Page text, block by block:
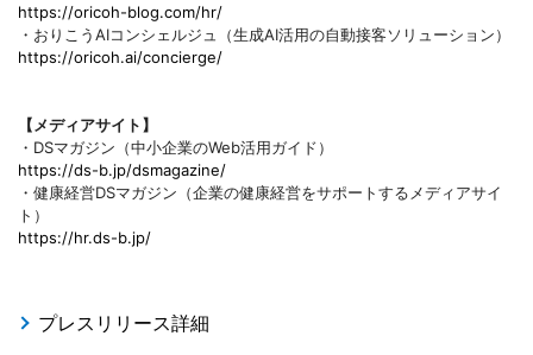
https://oricoh-blog.com/hr/
・おりこうAIコンシェルジュ（生成AI活用の自動接客ソリューション）
https://oricoh.ai/concierge/
【メディアサイト】
・DSマガジン（中小企業のWeb活用ガイド）
https://ds-b.jp/dsmagazine/
・健康経営DSマガジン（企業の健康経営をサポートするメディアサイ
ト）
https://hr.ds-b.jp/
プレスリリース詳細